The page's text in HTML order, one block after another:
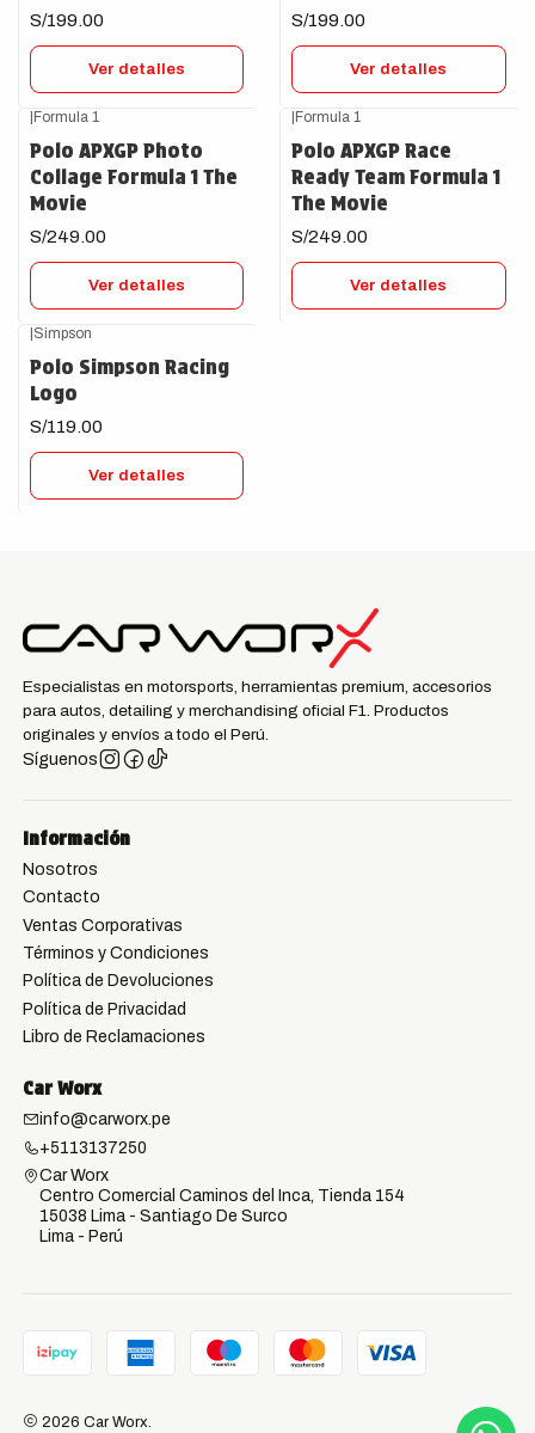
S/199.00
Ver detalles
S/199.00
Ver detalles
Formula 1
Polo APXGP Photo
Collage Formula 1 The
Movie
S/249.00
Ver detalles
Formula 1
Polo APXGP Race
Ready Team Formula 1
The Movie
S/249.00
Ver detalles
Simpson
Polo Simpson Racing
Logo
S/119.00
Ver detalles
Especialistas en motorsports, herramientas premium, accesorios
para autos, detailing y merchandising oficial F1. Productos
originales y envíos a todo el Perú.
Síguenos
Información
Nosotros
Contacto
Ventas Corporativas
Términos y Condiciones
Política de Devoluciones
Política de Privacidad
Libro de Reclamaciones
Car Worx
info@carworx.pe
+5113137250
Car Worx
Centro Comercial Caminos del Inca, Tienda 154
15038 Lima - Santiago De Surco
Lima - Perú
2026 Car Worx.